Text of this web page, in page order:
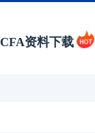
CFA资料下载